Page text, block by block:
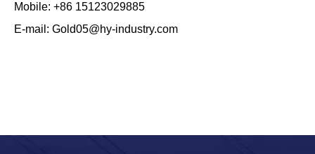
Mobile: +86 15123029885
E-mail: Gold05@hy-industry.com